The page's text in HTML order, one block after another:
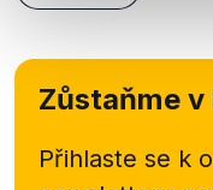
Zůstaňme
Přihlaste se k